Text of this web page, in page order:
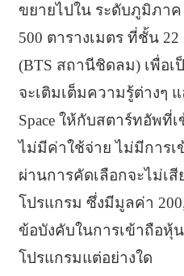
ขยายไปใน ระดับภูมิภา
500 ตารางเมตร ที่ชั้น
(BTS สถานีชิดลม) เพื่อเ
จะเติมเต็มความรู้ต่างๆ แ
Space ให้กับสตาร์ทอัพที่
ไม่มีค่าใช้จ่าย ไม่มีการ
ผ่านการคัดเลือกจะไม่เ
โปรแกรม ซึ่งมีมูลค่า
ข้อบังคับในการเข้าถือหุ้
โปรแกรมแต่อย่างใด